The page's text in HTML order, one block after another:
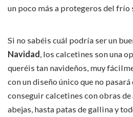
un poco más a protegeros del frío
Si no sabéis cuál podría ser un
Navidad, los calcetines son una
queréis tan navideños, muy
con un diseño único que no
conseguir calcetines con obras de
abejas, hasta patas de gallina y